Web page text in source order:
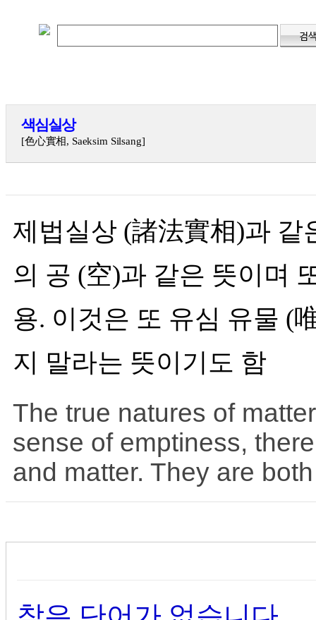
색심실상
[色心實相, Saeksim Silsang]
제법실상 (諸法實相)과 같
의 공 (空)과 같은 뜻이며
용. 이것은 또 유심 유물 (
지 말라는 뜻이기도 함
The true natures of
sense of emptiness,
and matter. They are